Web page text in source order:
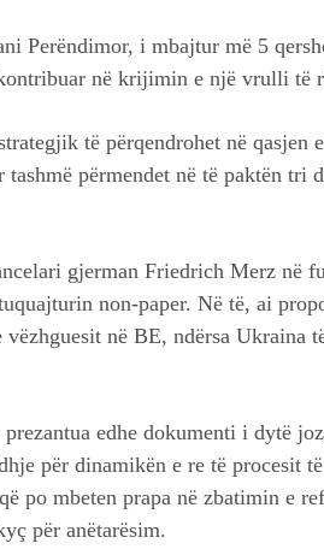
Perëndimor, i mbajtur më 5
në krijimin e një vrulli të
të përqendrohet në qasjen
përmendet në të paktën tri
gjerman Friedrich Merz në
non-paper. Në të, ai
në BE, ndërsa Ukraina
edhe dokumenti i dytë
për dinamikën e re të procesit
po mbeten prapa në zbatimin e
për anëtarësim.